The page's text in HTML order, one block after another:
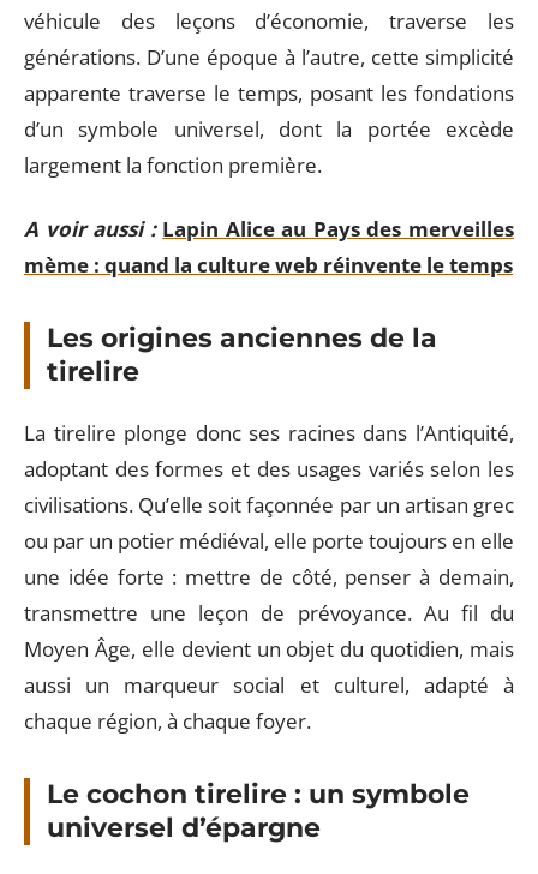
véhicule des leçons d’économie, traverse les
générations. D’une époque à l’autre, cette simplicité
apparente traverse le temps, posant les fondations
d’un symbole universel, dont la portée excède
largement la fonction première.
A voir aussi : Lapin Alice au Pays des merveilles
mème : quand la culture web réinvente le temps
Les origines anciennes de la
tirelire
La tirelire plonge donc ses racines dans l’Antiquité,
adoptant des formes et des usages variés selon les
civilisations. Qu’elle soit façonnée par un artisan grec
ou par un potier médiéval, elle porte toujours en elle
une idée forte : mettre de côté, penser à demain,
transmettre une leçon de prévoyance. Au fil du
Moyen Âge, elle devient un objet du quotidien, mais
aussi un marqueur social et culturel, adapté à
chaque région, à chaque foyer.
Le cochon tirelire : un symbole
universel d’épargne